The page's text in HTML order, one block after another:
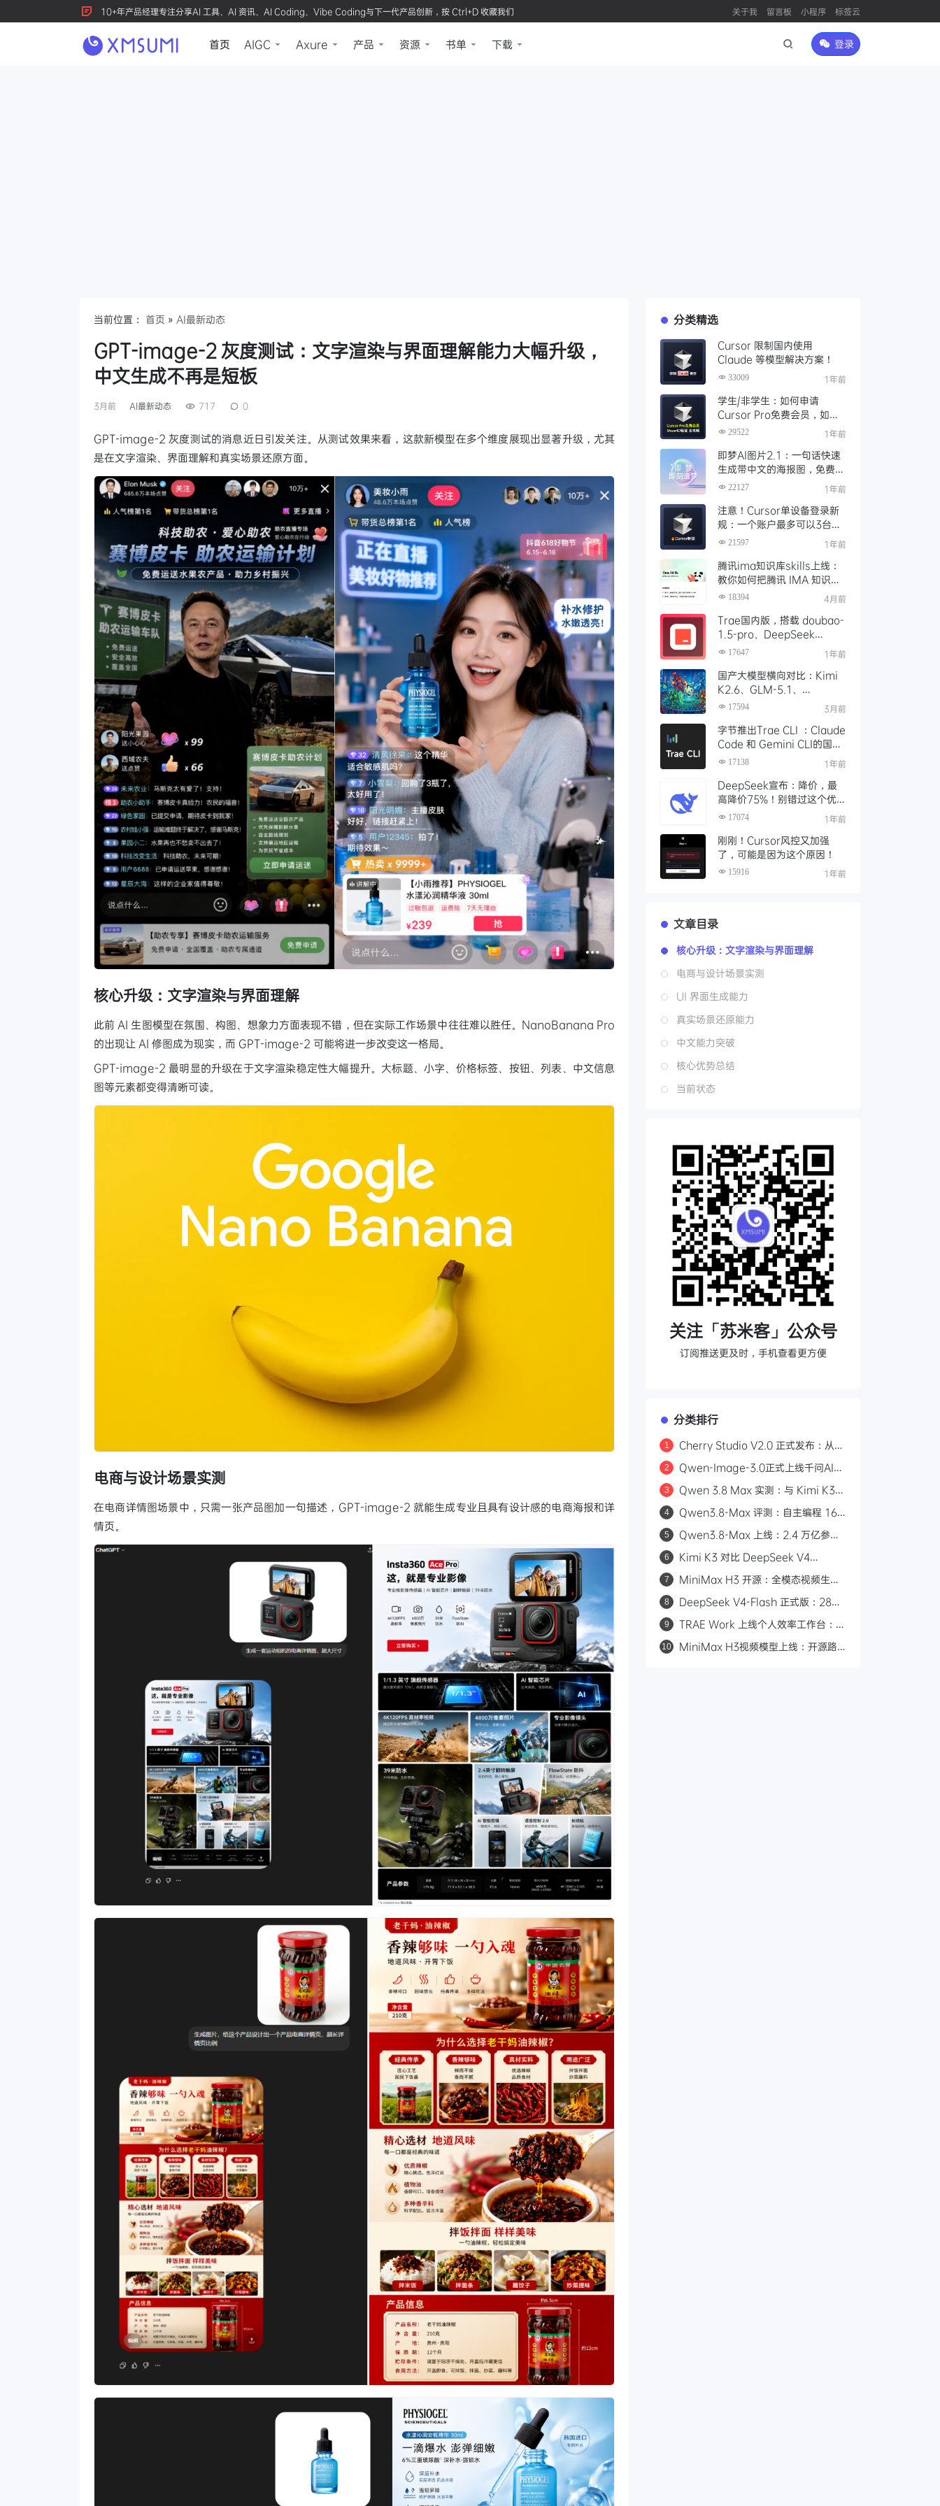
10+年产品经理专注分享AI 工具、AI 资讯、AI Coding、Vibe Coding与下一代产品创新，按 Ctrl+D 收藏我们 关于我 留言板 小程序 标签云
首页 AIGC Axure 产品 资源 书单 下载 登录
当前位置： 首页 » AI最新动态
GPT-image-2 灰度测试：文字渲染与界面理解能力大幅升级，
中文生成不再是短板
3月前 AI最新动态 717 0
GPT-image-2 灰度测试的消息近日引发关注。从测试效果来看，这款新模型在多个维度展现出显著升级，尤其
是在文字渲染、界面理解和真实场景还原方面。
核心升级：文字渲染与界面理解
此前 AI 生图模型在氛围、构图、想象力方面表现不错，但在实际工作场景中往往难以胜任。NanoBanana Pro
的出现让 AI 修图成为现实，而 GPT-image-2 可能将进一步改变这一格局。
GPT-image-2 最明显的升级在于文字渲染稳定性大幅提升。大标题、小字、价格标签、按钮、列表、中文信息
图等元素都变得清晰可读。
电商与设计场景实测
在电商详情图场景中，只需一张产品图加一句描述，GPT-image-2 就能生成专业且具有设计感的电商海报和详
情页。
分类精选
Cursor 限制国内使用
Claude 等模型解决方案！
33009 1年前
学生/非学生：如何申请
Cursor Pro免费会员，如何
通过SheerID验证快速激活全
29522 1年前
即梦AI图片2.1：一句话快速
生成带中文的海报图，免费AI
文生图、视频工具、AIGC创
22127 1年前
注意！Cursor单设备登录新
规：一个账户最多可以3台设
备登录，且限制单点登录
21597 1年前
腾讯ima知识库skills上线：
教你如何把腾讯 IMA 知识库
接入 OpenClaw 一步打通
18394 4月前
Trae国内版，搭载 doubao-
1.5-pro、DeepSeek
R1/V3模型，对比 Trae 国际
17647 1年前
国产大模型横向对比：Kimi
K2.6、GLM-5.1、
Qwen3、MiniMax M2 四
17594 3月前
字节推出Trae CLI ：Claude
Code 和 Gemini CLI的国产
平替 ？手把手教你如何安装
17138 1年前
DeepSeek宣布：降价，最
高降价75%！别错过这个优
惠时段，赶紧充值
17074 1年前
刚刚！Cursor风控又加强
了，可能是因为这个原因！
15916 1年前
文章目录
核心升级：文字渲染与界面理解
电商与设计场景实测
UI 界面生成能力
真实场景还原能力
中文能力突破
核心优势总结
当前状态
关注「苏米客」公众号
订阅推送更及时，手机查看更方便
分类排行
1
Cherry Studio V2.0 正式发布：从
能工作站
2
Qwen-Image-3.0正式上线千问AI平
4.5k token复杂版面一次生成
3
Qwen 3.8 Max 实测：与 Kimi K3
4
Qwen3.8-Max 评测：自主编程 16
5
Qwen3.8-Max 上线：2.4 万亿参
AI 平台
6
Kimi K3 对比 DeepSeek V4
路线之争
7
MiniMax H3 开源：全模态视频生成
8
DeepSeek V4-Flash 正式版：284B
Claude Opus 4.8
9
TRAE Work 上线个人效率工作台：一
10
MiniMax H3视频模型上线：开源路